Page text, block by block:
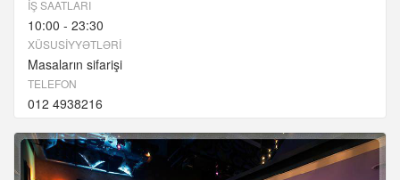
İŞ SAATLARI
10:00 - 23:30
XÜSUSIYYƏTLƏRI
Masaların sifarişi
TELEFON
012 4938216